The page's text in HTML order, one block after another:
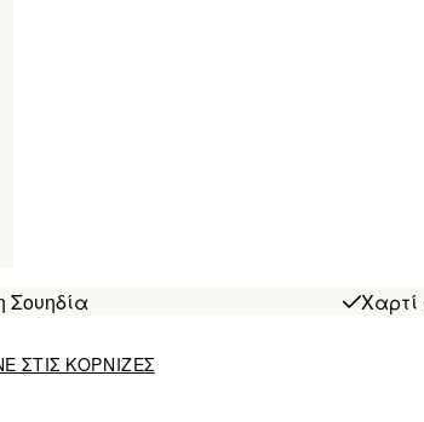
Σουηδία Χαρτί
ΣΤΙΣ ΚΟΡΝΙΖΕΣ